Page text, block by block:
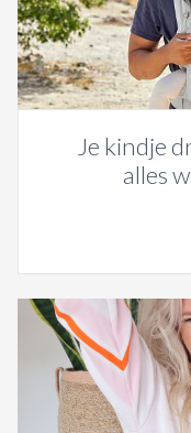
Je kindje
alles